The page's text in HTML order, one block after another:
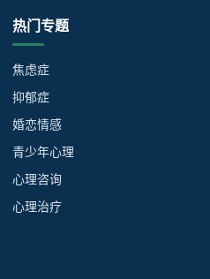
热门专题
焦虑症
抑郁症
婚恋情感
青少年心理
心理咨询
心理治疗